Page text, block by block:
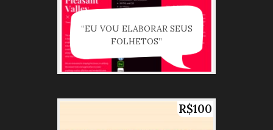
“EU VOU ELABORAR SEUS
FOLHETOS”
R$100